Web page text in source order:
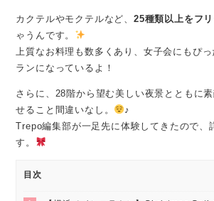
カクテルやモクテルなど、 25種類以上をフ
ゃうんです。
上質なお料理も数多くあり、女子会にもぴ
ランになっているよ！
さらに、28階から望む美しい夜景とともに
せること間違いなし。
♪
Trepo編集部が一足先に体験してきたので、
す。
目次